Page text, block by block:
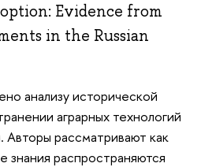
Evidence from
in the Russian
анализу исторической
аграрных технологий
рассматривают как
знания распространяются